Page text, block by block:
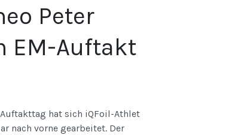
Peter
EM-Auftakt
hat sich iQFoil-Athlet
nach vorne gearbeitet. Der